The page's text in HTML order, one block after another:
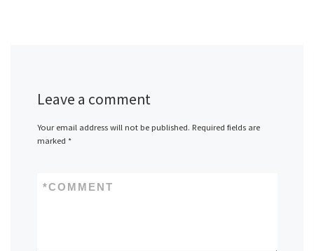
Leave a comment
Your email address will not be published. Required fields are
marked *
COMMENT
*